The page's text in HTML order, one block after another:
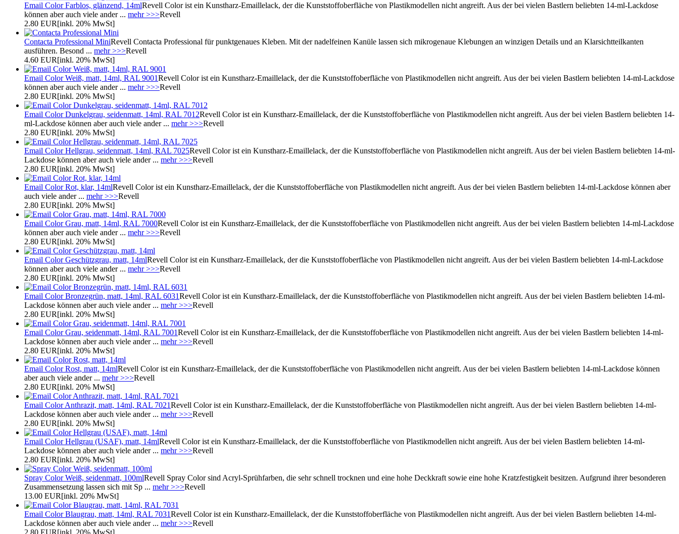
Email Color Farblos, glänzend, 14mlRevell Color ist ein Kunstharz-Emaillelack, der die Kunststoffoberfläche von Plastikmodellen nicht angreift. Aus der bei vielen Bastlern beliebten 14-ml-Lackdose
können aber auch viele ander ... mehr >>>Revell
2.80 EUR[inkl. 20% MwSt]
Contacta Professional MiniRevell Contacta Professional für punktgenaues Kleben. Mit der nadelfeinen Kanüle lassen sich mikrogenaue Klebungen an winzigen Details und an Klarsichtteilkanten
ausführen. Besond ... mehr >>>Revell
4.60 EUR[inkl. 20% MwSt]
Email Color Weiß, matt, 14ml, RAL 9001Revell Color ist ein Kunstharz-Emaillelack, der die Kunststoffoberfläche von Plastikmodellen nicht angreift. Aus der bei vielen Bastlern beliebten 14-ml-Lackdose
können aber auch viele ander ... mehr >>>Revell
2.80 EUR[inkl. 20% MwSt]
Email Color Dunkelgrau, seidenmatt, 14ml, RAL 7012Revell Color ist ein Kunstharz-Emaillelack, der die Kunststoffoberfläche von Plastikmodellen nicht angreift. Aus der bei vielen Bastlern beliebten 14-
ml-Lackdose können aber auch viele ander ... mehr >>>Revell
2.80 EUR[inkl. 20% MwSt]
Email Color Hellgrau, seidenmatt, 14ml, RAL 7025Revell Color ist ein Kunstharz-Emaillelack, der die Kunststoffoberfläche von Plastikmodellen nicht angreift. Aus der bei vielen Bastlern beliebten 14-ml-
Lackdose können aber auch viele ander ... mehr >>>Revell
2.80 EUR[inkl. 20% MwSt]
Email Color Rot, klar, 14mlRevell Color ist ein Kunstharz-Emaillelack, der die Kunststoffoberfläche von Plastikmodellen nicht angreift. Aus der bei vielen Bastlern beliebten 14-ml-Lackdose können aber
auch viele ander ... mehr >>>Revell
2.80 EUR[inkl. 20% MwSt]
Email Color Grau, matt, 14ml, RAL 7000Revell Color ist ein Kunstharz-Emaillelack, der die Kunststoffoberfläche von Plastikmodellen nicht angreift. Aus der bei vielen Bastlern beliebten 14-ml-Lackdose
können aber auch viele ander ... mehr >>>Revell
2.80 EUR[inkl. 20% MwSt]
Email Color Geschützgrau, matt, 14mlRevell Color ist ein Kunstharz-Emaillelack, der die Kunststoffoberfläche von Plastikmodellen nicht angreift. Aus der bei vielen Bastlern beliebten 14-ml-Lackdose
können aber auch viele ander ... mehr >>>Revell
2.80 EUR[inkl. 20% MwSt]
Email Color Bronzegrün, matt, 14ml, RAL 6031Revell Color ist ein Kunstharz-Emaillelack, der die Kunststoffoberfläche von Plastikmodellen nicht angreift. Aus der bei vielen Bastlern beliebten 14-ml-
Lackdose können aber auch viele ander ... mehr >>>Revell
2.80 EUR[inkl. 20% MwSt]
Email Color Grau, seidenmatt, 14ml, RAL 7001Revell Color ist ein Kunstharz-Emaillelack, der die Kunststoffoberfläche von Plastikmodellen nicht angreift. Aus der bei vielen Bastlern beliebten 14-ml-
Lackdose können aber auch viele ander ... mehr >>>Revell
2.80 EUR[inkl. 20% MwSt]
Email Color Rost, matt, 14mlRevell Color ist ein Kunstharz-Emaillelack, der die Kunststoffoberfläche von Plastikmodellen nicht angreift. Aus der bei vielen Bastlern beliebten 14-ml-Lackdose können
aber auch viele ander ... mehr >>>Revell
2.80 EUR[inkl. 20% MwSt]
Email Color Anthrazit, matt, 14ml, RAL 7021Revell Color ist ein Kunstharz-Emaillelack, der die Kunststoffoberfläche von Plastikmodellen nicht angreift. Aus der bei vielen Bastlern beliebten 14-ml-
Lackdose können aber auch viele ander ... mehr >>>Revell
2.80 EUR[inkl. 20% MwSt]
Email Color Hellgrau (USAF), matt, 14mlRevell Color ist ein Kunstharz-Emaillelack, der die Kunststoffoberfläche von Plastikmodellen nicht angreift. Aus der bei vielen Bastlern beliebten 14-ml-
Lackdose können aber auch viele ander ... mehr >>>Revell
2.80 EUR[inkl. 20% MwSt]
Spray Color Weiß, seidenmatt, 100mlRevell Spray Color sind Acryl-Sprühfarben, die sehr schnell trocknen und eine hohe Deckkraft sowie eine hohe Kratzfestigkeit besitzen. Aufgrund ihrer besonderen
Zusammensetzung lassen sich mit Sp ... mehr >>>Revell
13.00 EUR[inkl. 20% MwSt]
Email Color Blaugrau, matt, 14ml, RAL 7031Revell Color ist ein Kunstharz-Emaillelack, der die Kunststoffoberfläche von Plastikmodellen nicht angreift. Aus der bei vielen Bastlern beliebten 14-ml-
Lackdose können aber auch viele ander ... mehr >>>Revell
2.80 EUR[inkl. 20% MwSt]